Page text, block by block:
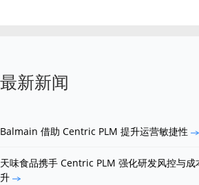
最新新闻
Balmain 借助 Centric PLM 提升运营敏捷性
天味食品携手 Centric PLM 强化研发风控与
升